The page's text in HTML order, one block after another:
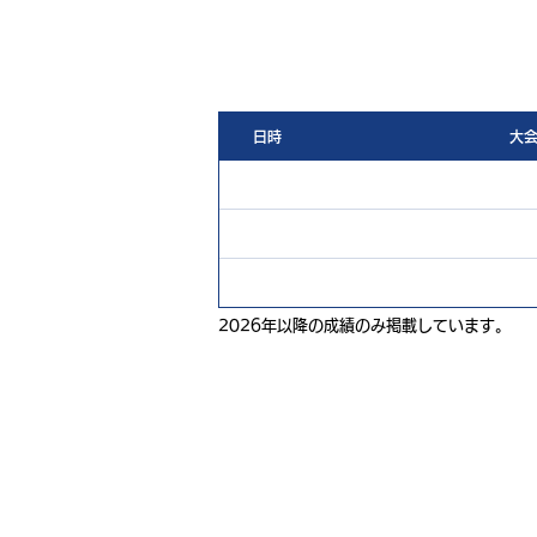
日時 大
2026年以降の成績のみ掲載しています。